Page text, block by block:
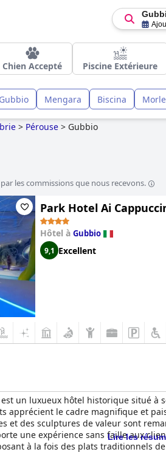
Chien Accepté Piscine Extérieure
Gubbio Mengara Biscina
> Pérouse > Gubbio
les commissions que nous recevons.
Park Hotel Ai
Hôtel à Gubbio
9,1 Excellent
est un luxueux hôtel historique situé à
apprécient le cadre magnifique et
et des sculptures de valeur sont
une expérience sans faille aux
à la fois des plats traditionnels
Lire les